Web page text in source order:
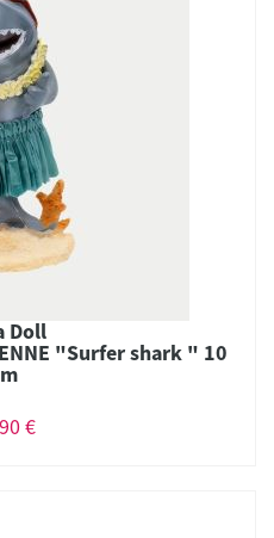
Doll
"Surfer shark " 10
€